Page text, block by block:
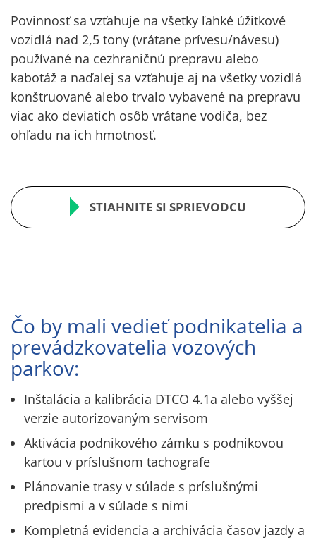
Povinnosť sa vzťahuje na všetky ľahké úžitkové
vozidlá nad 2,5 tony (vrátane prívesu/návesu)
používané na cezhraničnú prepravu alebo
kabotáž a naďalej sa vzťahuje aj na všetky vozidlá
konštruované alebo trvalo vybavené na prepravu
viac ako deviatich osôb vrátane vodiča, bez
ohľadu na ich hmotnosť.
STIAHNITE SI SPRIEVODCU
Čo by mali vedieť podnikatelia a
prevádzkovatelia vozových
parkov:
Inštalácia a kalibrácia DTCO 4.1a alebo vyššej
verzie autorizovaným servisom
Aktivácia podnikového zámku s podnikovou
kartou v príslušnom tachografe
Plánovanie trasy v súlade s príslušnými
predpismi a v súlade s nimi
Kompletná evidencia a archivácia časov jazdy a